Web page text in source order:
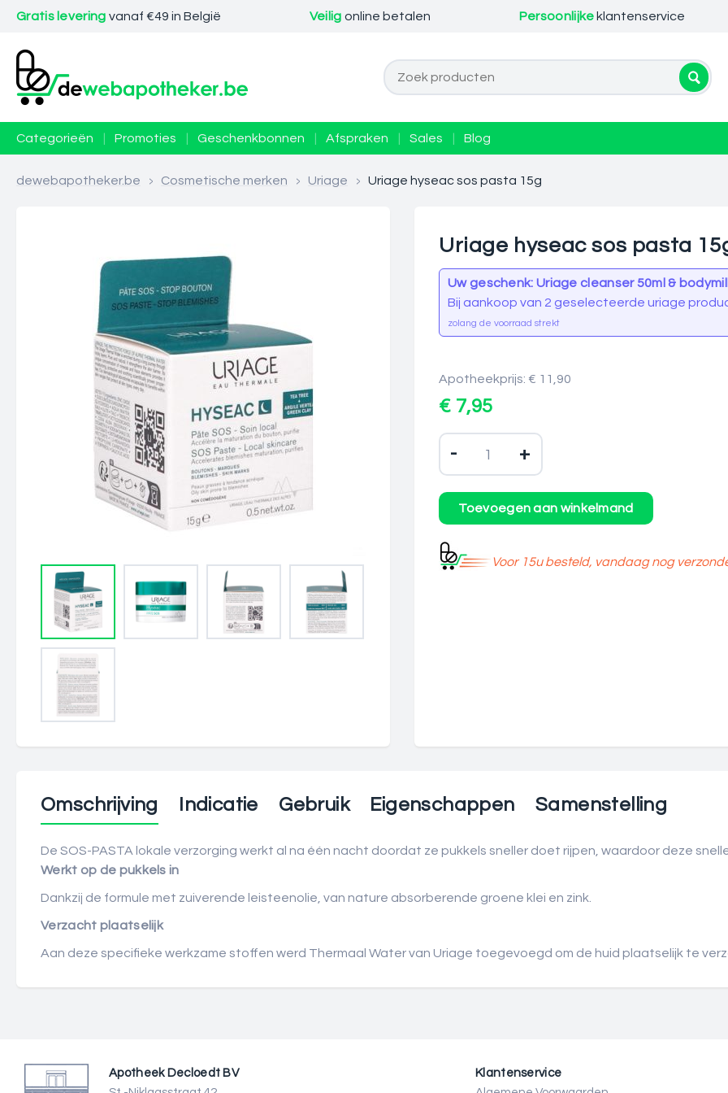
Gratis levering vanaf €49 in België Veilig online betalen Persoonlijke klantenservice
Categorieën Promoties Geschenkbonnen Afspraken Sales Blog
dewebapotheker.be > Cosmetische merken > Uriage > Uriage hyseac sos pasta 15g
Uriage hyseac sos pasta
Uw geschenk: Uriage cleanser 50ml &
Bij aankoop van 2 geselecteerde uriage
zolang de voorraad strekt
Apotheekprijs: € 11,90
€ 7,95
- +
Voor 15u besteld, vandaag nog
Omschrijving Indicatie Gebruik Eigenschappen Samenstelling
De SOS-PASTA lokale verzorging werkt al na één nacht doordat ze pukkels sneller doet rijpen, waardoor deze
Werkt op de pukkels in
Dankzij de formule met zuiverende leisteenolie, van nature absorberende groene klei en zink.
Verzacht plaatselijk
Aan deze specifieke werkzame stoffen werd Thermaal Water van Uriage toegevoegd om de huid plaatselijk te
Apotheek Decloedt BV
Klantenservice